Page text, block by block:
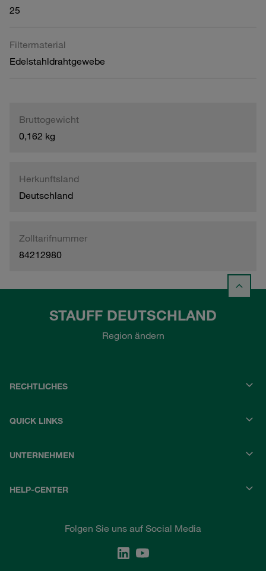
25
Filtermaterial
Edelstahldrahtgewebe
Bruttogewicht
0,162 kg
Herkunftsland
Deutschland
Zolltarifnummer
84212980
STAUFF DEUTSCHLAND
Region ändern
RECHTLICHES
QUICK LINKS
UNTERNEHMEN
HELP-CENTER
Folgen Sie uns auf Social Media